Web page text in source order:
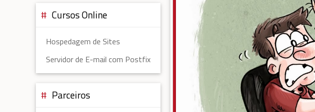
Cursos Online
Hospedagem de Sites
Servidor de E-mail com Postfix
Parceiros